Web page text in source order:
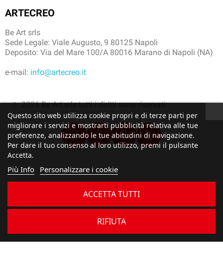
ARTECREO
Be Art srls
Sede Legale: Viale Augusto, 9 80125 Napoli
Deposito: Via del Mare 100/A 80016 Marano di Napoli (NA)
e-mail: info@artecreo.it
2026 Be Art srls tutti i diritti sono riservati
Questo sito web utilizza cookie propri e di terze parti per
migliorare i servizi e mostrarti pubblicità relativa alle tue
preferenze, analizzando le tue abitudini di navigazione.
Per dare il tuo consenso al loro utilizzo, premi il pulsante
Accetta.
Più Info Personalizzare i cookie
RIFIUTA
ACCETTA TUTTI